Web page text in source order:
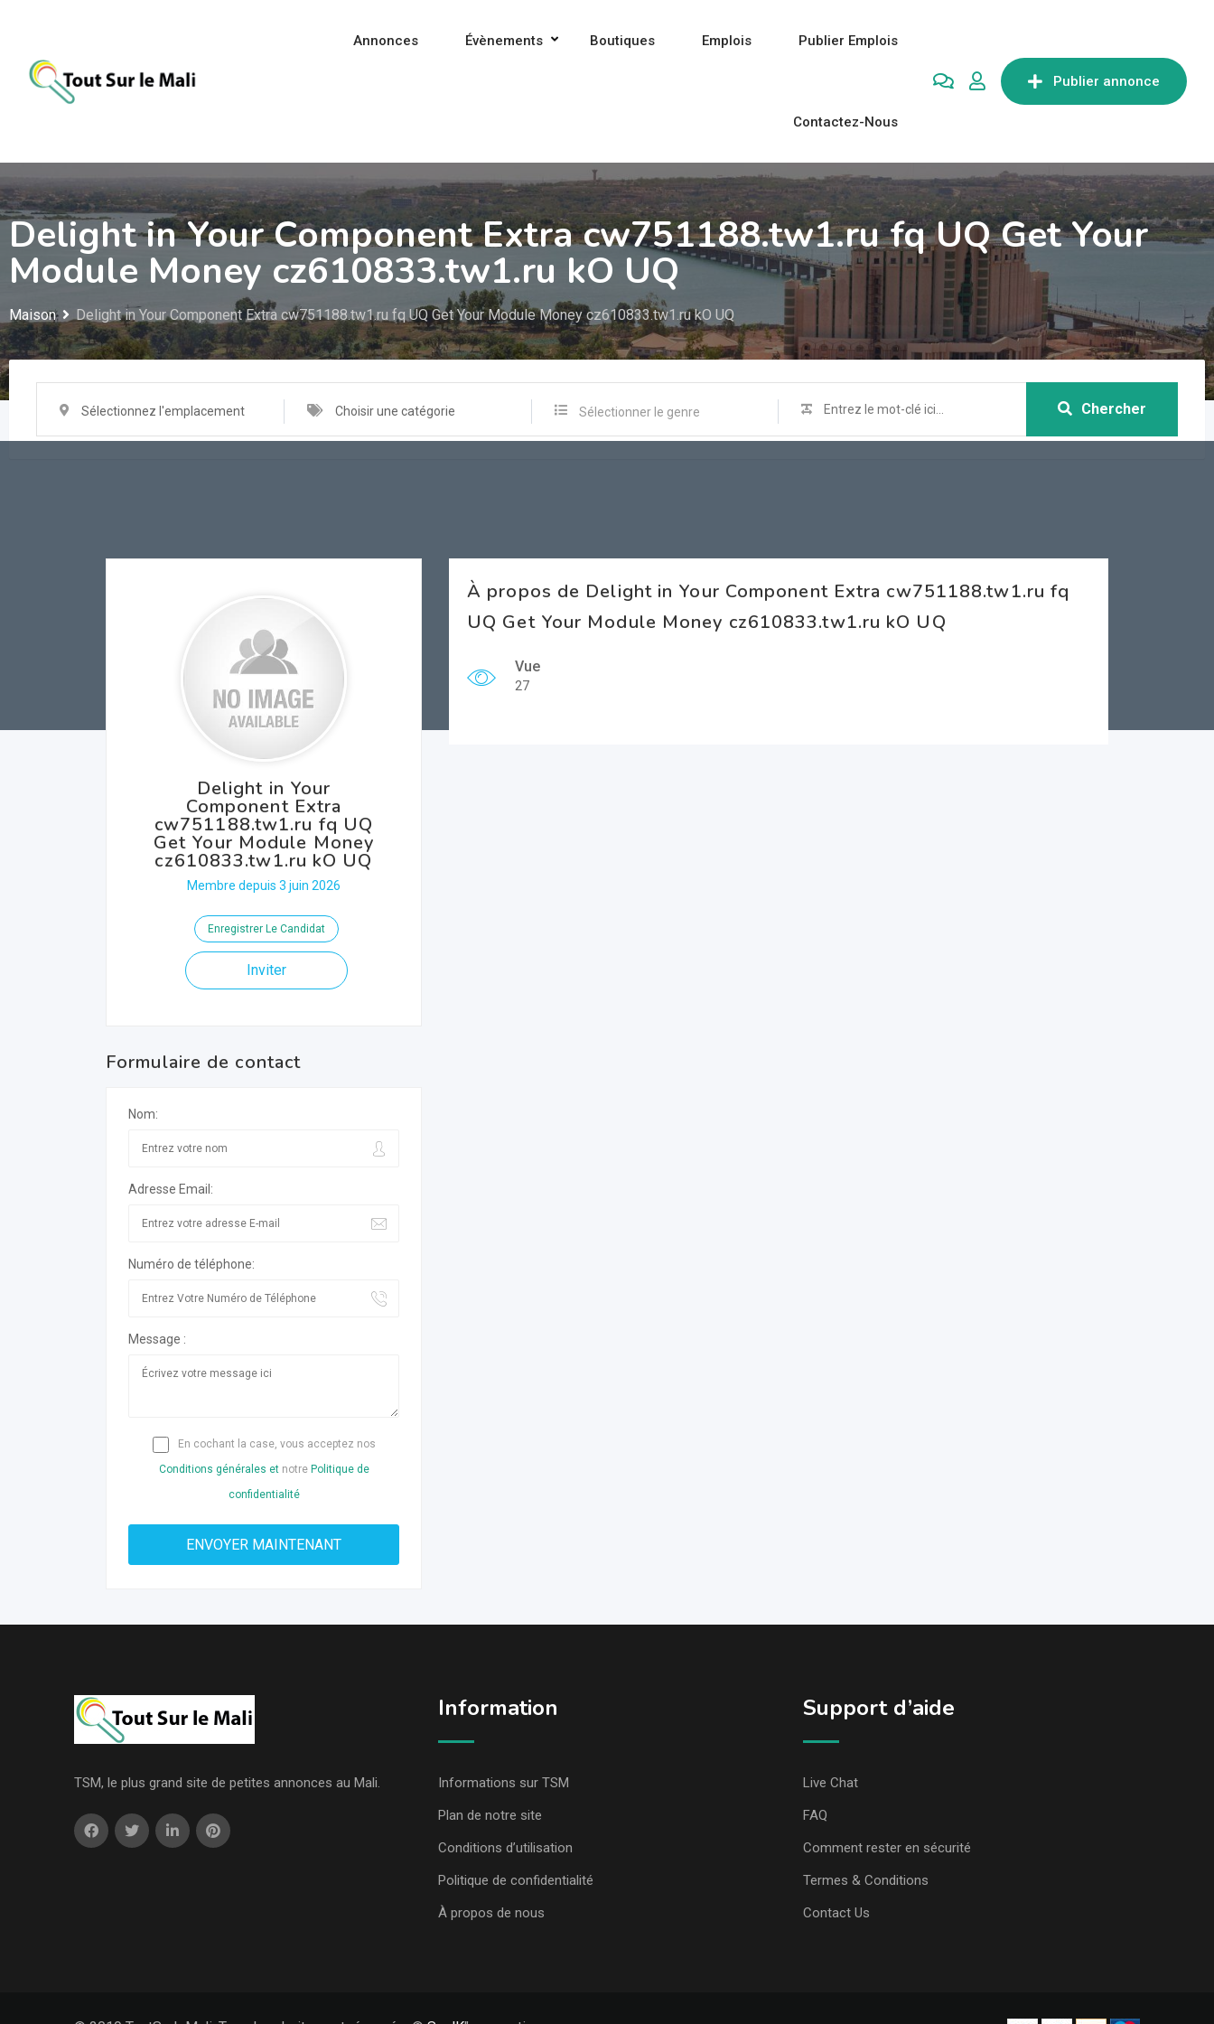
contenu
Publier annonce
Annonces Évènements Boutiques Emplois Publier Emplois
Contactez-Nous
Delight in Your Component Extra cw751188.tw1.ru fq UQ Get Your
Module Money cz610833.tw1.ru kO UQ
Maison Delight in Your Component Extra cw751188.tw1.ru fq UQ Get Your Module Money cz610833.tw1.ru kO UQ
Sélectionnez l'emplacement Choisir une catégorie Sélectionner le genre Chercher
Delight in Your
Component Extra
cw751188.tw1.ru fq UQ
Get Your Module Money
cz610833.tw1.ru kO UQ
Membre depuis 3 juin 2026
Enregistrer Le Candidat
Inviter
Formulaire de contact
Nom:
Adresse Email:
Numéro de téléphone:
Message :
En cochant la case, vous acceptez nos
Conditions générales etnotre Politique de
confidentialité
À propos de Delight in Your Component Extra cw751188.tw1.ru fq
UQ Get Your Module Money cz610833.tw1.ru kO UQ
Vue
27
TSM, le plus grand site de petites annonces au Mali.
Information
Informations sur TSM
Plan de notre site
Conditions d’utilisation
Politique de confidentialité
À propos de nous
Support d’aide
Live Chat
FAQ
Comment rester en sécurité
Termes & Conditions
Contact Us